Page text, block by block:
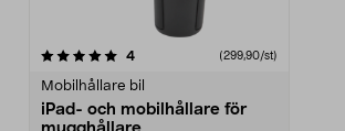
4recensioner (299,90/st)
Mobilhållare bil
iPad- och mobilhållare för